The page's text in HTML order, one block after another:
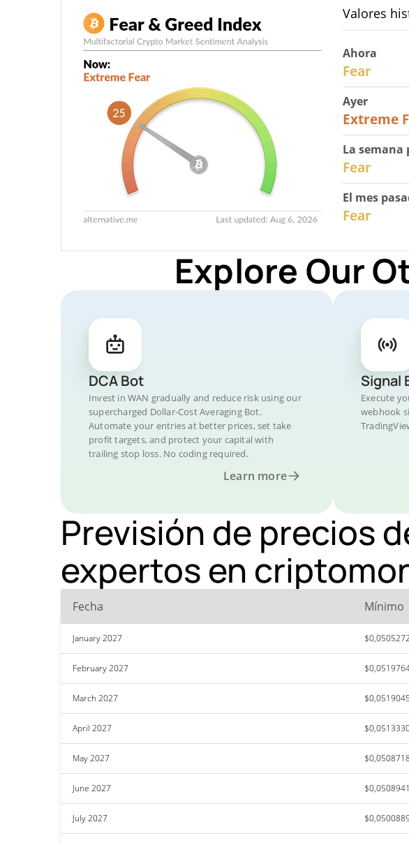
Valores
Ahora
Fear
Ayer
Extreme
La semana
Fear
El mes
Fear
Explore Our
DCA Bot
Invest in WAN gradually and reduce risk using our
supercharged Dollar-Cost Averaging Bot.
Automate your entries at better prices, set take
profit targets, and protect your capital with
trailing stop loss. No coding required.
Learn more
Signal
Execute
webhook
Previsión de precios
expertos en
Fecha Mínimo
January 2027
February 2027
March 2027
April 2027
May 2027
June 2027
July 2027